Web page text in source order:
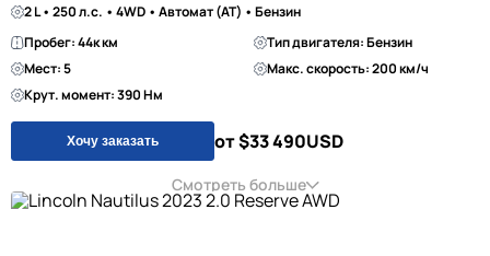
2 L • 250 л.с. • 4WD • Автомат (AT) • Бензин
Пробег: 44к км
Тип двигателя: Бензин
Мест: 5
Макс. скорость: 200 км/ч
Крут. момент: 390 Нм
Хочу заказать от $33 490USD
Смотреть больше